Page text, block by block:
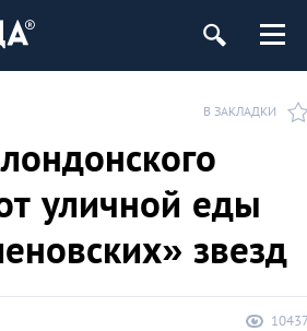
В ЗАКЛАДКИ
уличной еды
звезд